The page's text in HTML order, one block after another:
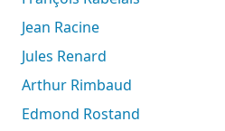
Jean Racine
Jules Renard
Arthur Rimbaud
Edmond Rostand